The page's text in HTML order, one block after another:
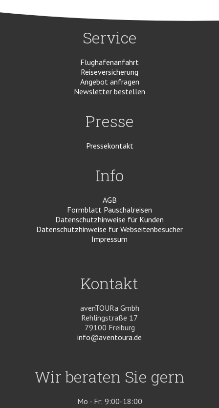
Service
Flughafenanfahrt
Reiseversicherung
Angebot anfragen
Newsletter bestellen
Presse
Pressekontakt
Info
AGB
Formblatt Pauschalreisen
Datenschutzhinweise für Kunden
Datenschutzhinweise für Webseitenbesucher
Impressum
Kontakt
avenTOURa Gmbh
Rehlingstraße 17
79100 Freiburg
info@aventoura.de
Wir beraten Sie gern
Mo - Fr: 9:00-18:00